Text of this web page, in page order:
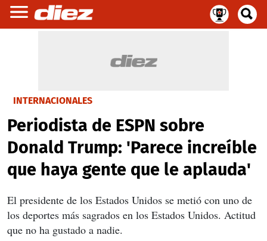
INTERNACIONALES
Periodista de ESPN sobre
Donald Trump: 'Parece increíble
que haya gente que le aplauda'
El presidente de los Estados Unidos se metió con uno de
los deportes más sagrados en los Estados Unidos. Actitud
que no ha gustado a nadie.